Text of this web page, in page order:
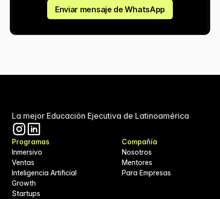
Enviar mensaje de WhatsApp
La mejor Educación Ejecutiva de Latinoamérica
Programas
Inmersivo
Ventas
Inteligencia Artificial
Growth
Startups
Compañía
Nosotros
Mentores
Para Empresas